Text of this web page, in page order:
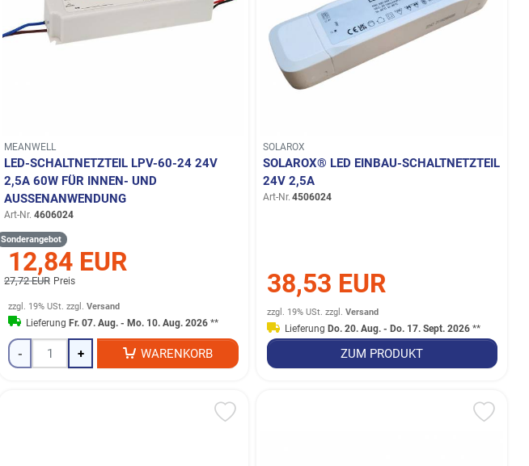
MEANWELL
LED-SCHALTNETZTEIL LPV-60-24 24V
2,5A 60W FÜR INNEN- UND
AUSSENANWENDUNG
Art-Nr. 4606024
Sonderangebot
12,84 EUR
27,72 EUR Preis
zzgl. 19% USt. zzgl.Versand
LieferungFr. 07. Aug. - Mo. 10. Aug. 2026 **
- + WARENKORB
SOLAROX
SOLAROX® LED EINBAU-SCHALTNETZTEIL
24V 2,5A
Art-Nr. 4506024
38,53 EUR
zzgl. 19% USt. zzgl. Versand
Lieferung Do. 20. Aug. - Do. 17. Sept. 2026**
ZUM PRODUKT